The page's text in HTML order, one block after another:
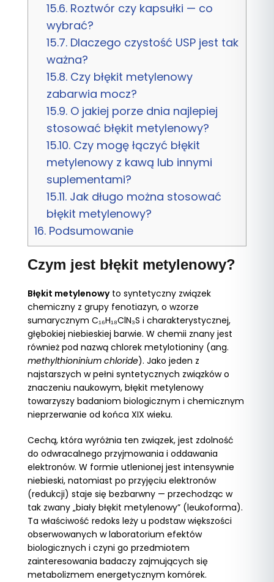
15.6.Roztwór czy kapsułki — co
wybrać?
15.7.Dlaczego czystość USP jest tak
ważna?
15.8.Czy błękit metylenowy
zabarwia mocz?
15.9.O jakiej porze dnia najlepiej
stosować błękit metylenowy?
15.10.Czy mogę łączyć błękit
metylenowy z kawą lub innymi
suplementami?
15.11.Jak długo można stosować
błękit metylenowy?
16. Podsumowanie
Czym jest błękit metylenowy?
Błękit metylenowyto syntetyczny związek
chemiczny z grupy fenotiazyn, o wzorze
sumarycznym C₁₆H₁₈ClN₃S i charakterystycznej,
głębokiej niebieskiej barwie. W chemii znany jest
również pod nazwą chlorek metylotioniny (ang.
methylthioninium chloride). Jako jeden z
najstarszych w pełni syntetycznych związków o
znaczeniu naukowym, błękit metylenowy
towarzyszy badaniom biologicznym i chemicznym
nieprzerwanie od końca XIX wieku.
Cechą, która wyróżnia ten związek, jest zdolność
do odwracalnego przyjmowania i oddawania
elektronów. W formie utlenionej jest intensywnie
niebieski, natomiast po przyjęciu elektronów
(redukcji) staje się bezbarwny — przechodząc w
tak zwany „biały błękit metylenowy” (leukoforma).
Ta właściwość redoks leży u podstaw większości
obserwowanych w laboratorium efektów
biologicznych i czyni go przedmiotem
zainteresowania badaczy zajmujących się
metabolizmem energetycznym komórek.